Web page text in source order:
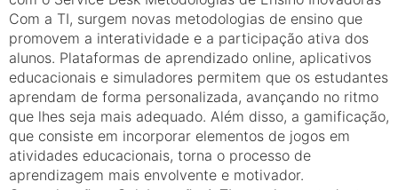
Com a TI, surgem novas metodologias de ensino que
promovem a interatividade e a participação ativa dos
alunos. Plataformas de aprendizado online, aplicativos
educacionais e simuladores permitem que os estudantes
aprendam de forma personalizada, avançando no ritmo
que lhes seja mais adequado. Além disso, a gamificação,
que consiste em incorporar elementos de jogos em
atividades educacionais, torna o processo de
aprendizagem mais envolvente e motivador.